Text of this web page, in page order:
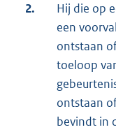
2.
Hij die op
een
ontstaan
toeloop
ontstaan
bevindt in